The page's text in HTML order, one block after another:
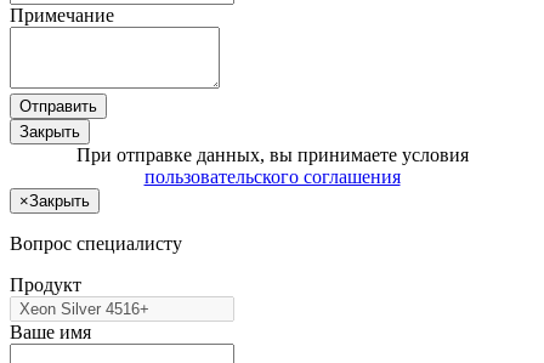
Примечание
Отправить
Закрыть
При отправке данных, вы принимаете условия
пользовательского соглашения
×Закрыть
Вопрос специалисту
Продукт
Ваше имя